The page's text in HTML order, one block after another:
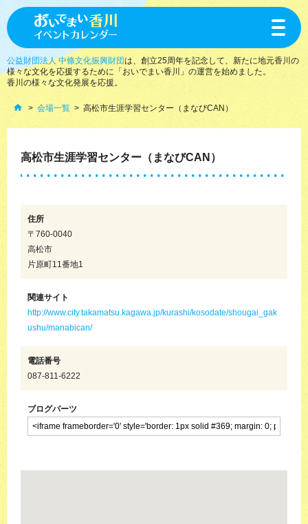
toggle
公益財団法人 中條文化振興財団は、創立25周年を記念して、新たに地元香川の
様々な文化を応援するために「おいでまい香川」の運営を始めました。
香川の様々な文化発展を応援。
会場一覧 高松市生涯学習センター（まなびCAN）
高松市生涯学習センター（まなびCAN）
住所
〒760-0040
高松市
片原町11番地1
関連サイト
http://www.city.takamatsu.kagawa.jp/kurashi/kosodate/shougai_gak
ushu/manabican/
電話番号
087-811-6222
ブログパーツ